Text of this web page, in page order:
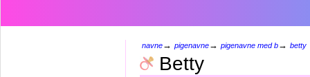
navne→ pigenavne→ pigenavne med b→ betty
Betty